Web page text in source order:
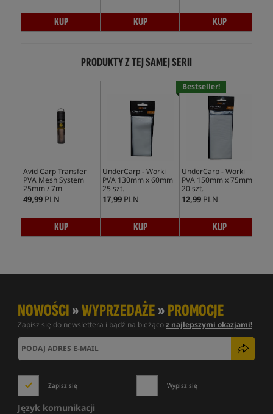
KUP KUP KUP
PRODUKTY Z TEJ SAMEJ SERII
Avid Carp Transfer
PVA Mesh System
25mm / 7m
49,99 PLN
KUP
UnderCarp - Worki
PVA 130mm x 60mm
25 szt.
17,99 PLN
KUP
Bestseller!
UnderCarp - Worki
PVA 150mm x 75mm
20 szt.
12,99 PLN
KUP
NOWOŚCI»WYPRZEDAŻE»PROMOCJE
Zapisz się do newslettera i bądź na bieżącoz najlepszymi okazjami!
Zapisz się Wypisz się
Język komunikacji